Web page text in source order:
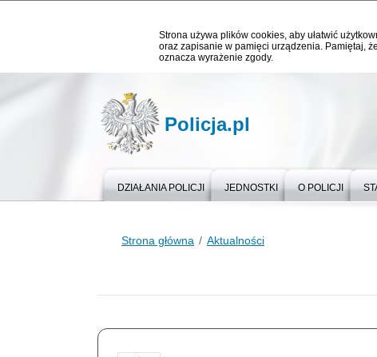
Strona używa plików cookies, aby ułatwić
oraz zapisanie w pamięci urządzenia. Pamiętaj,
oznacza wyrażenie zgody.
Policja.pl
DZIAŁANIA POLICJI JEDNOSTKI O POLICJI
Strona główna Aktualności